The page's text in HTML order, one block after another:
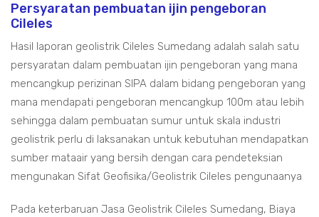
Persyaratan pembuatan ijin pengeboran
Cileles
Hasil laporan geolistrik Cileles Sumedang adalah salah satu
persyaratan dalam pembuatan ijin pengeboran yang mana
mencangkup perizinan SIPA dalam bidang pengeboran yang
mana mendapati pengeboran mencangkup 100m atau lebih
sehingga dalam pembuatan sumur untuk skala industri
geolistrik perlu di laksanakan untuk kebutuhan mendapatkan
sumber mataair yang bersih dengan cara pendeteksian
mengunakan Sifat Geofisika/Geolistrik Cileles pengunaanya
Pada keterbaruan Jasa Geolistrik Cileles Sumedang, Biaya